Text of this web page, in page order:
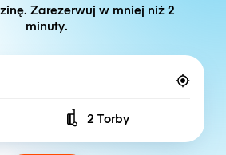
Zarezerwuj w mniej niż 2
minuty.
Number of bags
2 Torby